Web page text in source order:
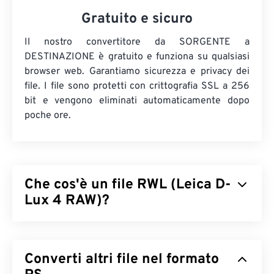
Gratuito e sicuro
Il nostro convertitore da SORGENTE a
DESTINAZIONE è gratuito e funziona su qualsiasi
browser web. Garantiamo sicurezza e privacy dei
file. I file sono protetti con crittografia SSL a 256
bit e vengono eliminati automaticamente dopo
poche ore.
Che cos'è un file RWL (Leica D-
Lux 4 RAW)?
Lux 4.I file Raw hanno lo stesso scopo deinegativi
Converti altri file nel formato